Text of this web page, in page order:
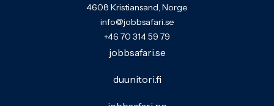
4608 Kristiansand, Norge
info@jobbsafari.se
+46 70 314 59 79
jobbsafari.se
duunitori.fi